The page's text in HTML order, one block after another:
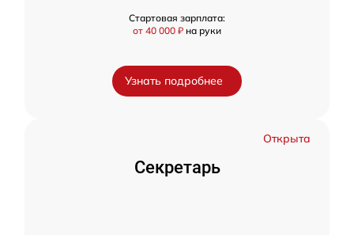
Стартовая зарплата:
от 40 000 ₽ на руки
Узнать подробнее
Открыта
Секретарь